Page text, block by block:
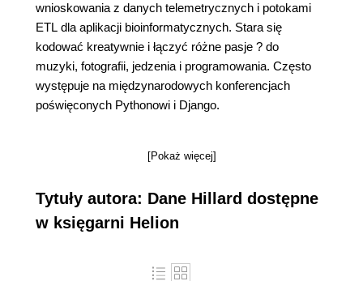
wnioskowania z danych telemetrycznych i potokami
ETL dla aplikacji bioinformatycznych. Stara się
kodować kreatywnie i łączyć różne pasje ? do
muzyki, fotografii, jedzenia i programowania. Często
występuje na międzynarodowych konferencjach
poświęconych Pythonowi i Django.
[Pokaż więcej]
Tytuły autora: Dane Hillard dostępne
w księgarni Helion